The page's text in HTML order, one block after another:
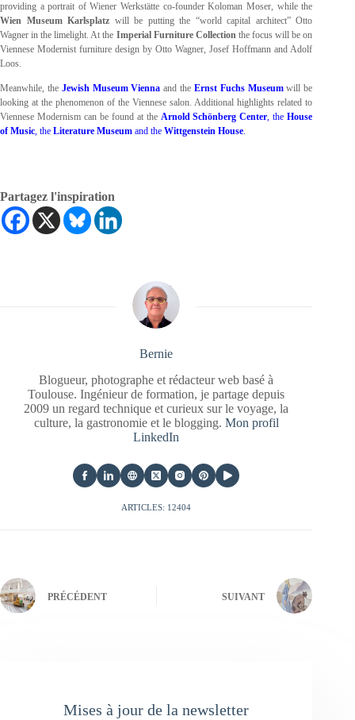
providing a portrait of Wiener Werkstätte co-founder Koloman Moser, while the
Wien Museum Karlsplatz will be putting the “world capital architect” Otto
Wagner in the limelight. At the Imperial Furniture Collection the focus will be on
Viennese Modernist furniture design by Otto Wagner, Josef Hoffmann and Adolf
Loos.
Meanwhile, the Jewish Museum Vienna and the Ernst Fuchs Museum will be
looking at the phenomenon of the Viennese salon. Additional highlights related to
Viennese Modernism can be found at the Arnold Schönberg Center, theHouse
of Music, the Literature Museum and the Wittgenstein House.
Partagez l'inspiration
Bernie
Blogueur, photographe et rédacteur web basé à
Toulouse. Ingénieur de formation, je partage depuis
2009 un regard technique et curieux sur le voyage, la
culture, la gastronomie et le blogging. Mon profil
LinkedIn
ARTICLES: 12404
PRÉCÉDENT SUIVANT
Mises à jour de la newsletter